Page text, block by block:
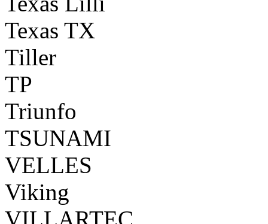
Texas TX
Tiller
TP
Triunfo
TSUNAMI
VELLES
Viking
VILLARTEC